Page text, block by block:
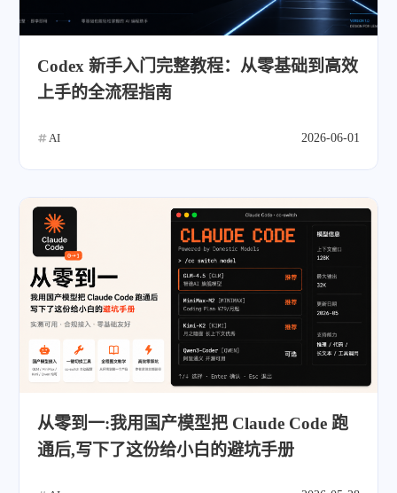
Codex 新手入门完整教程：从零基础到高效
上手的全流程指南
AI 2026-06-01
从零到一:我用国产模型把 Claude Code 跑
通后,写下了这份给小白的避坑手册